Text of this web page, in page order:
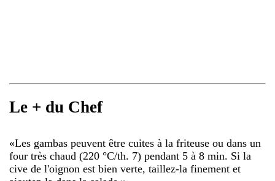
Le + du Chef
«Les gambas peuvent être cuites à la friteuse ou dans un
four très chaud (220 °C/th. 7) pendant 5 à 8 min. Si la
cive de l'oignon est bien verte, taillez-la finement et